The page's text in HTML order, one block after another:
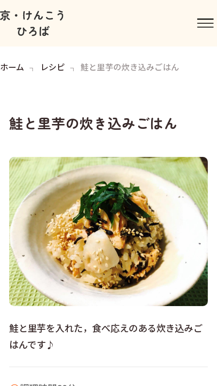
ホーム レシピ 鮭と里芋の炊き込みごはん
鮭と里芋の炊き込みごはん
鮭と里芋を入れた，食べ応えのある炊き込みご
はんです♪